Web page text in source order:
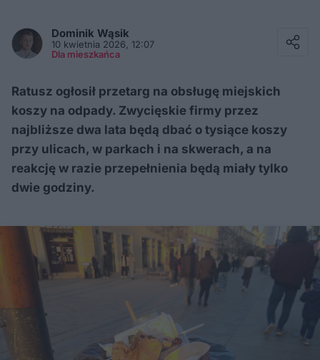
Dominik Wąsik
10 kwietnia 2026, 12:07
Dla mieszkańca
Ratusz ogłosił przetarg na obsługę miejskich
koszy na odpady. Zwycięskie firmy przez
najbliższe dwa lata będą dbać o tysiące koszy
przy ulicach, w parkach i na skwerach, a na
reakcję w razie przepełnienia będą miały tylko
dwie godziny.